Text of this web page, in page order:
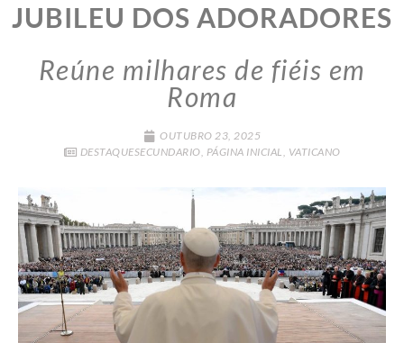
JUBILEU DOS ADORADORES
Reúne milhares de fiéis em
Roma
OUTUBRO 23, 2025
DESTAQUESECUNDARIO, PÁGINA INICIAL, VATICANO